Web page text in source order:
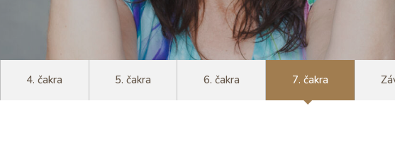
4. čakra 5. čakra 6. čakra 7. čakra